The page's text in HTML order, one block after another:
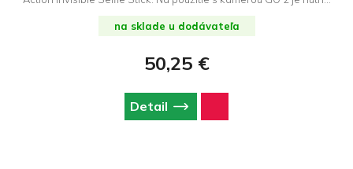
na sklade u dodávateľa
50,25 €
Detail